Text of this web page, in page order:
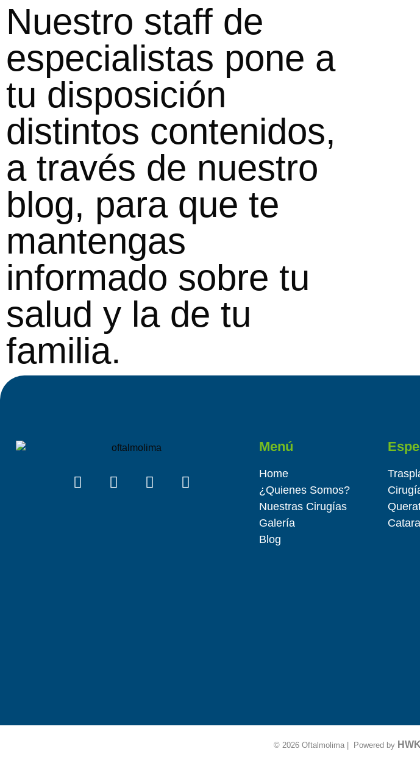
Nuestro staff de
especialistas pone a
tu disposición
distintos contenidos,
a través de nuestro
blog, para que te
mantengas
informado sobre tu
salud y la de tu
familia.
Menú
Home
¿Quienes Somos?
Nuestras Cirugías
Galería
Blog
© 2026 Oftalmolima | Powered by HWK